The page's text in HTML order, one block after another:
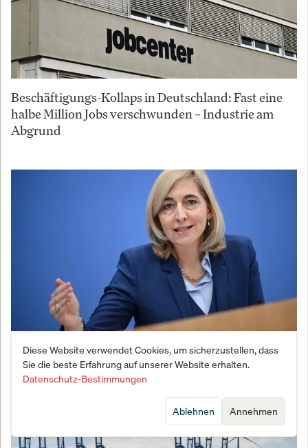
Beschäftigungs-Kollaps in Deutschland: Fast eine
halbe Million Jobs verschwunden – Industrie am
Abgrund
Warkens Mogelpackung: Reform deckt
Milliardenloch nur bis 2028
Diese Website verwendet Cookies, um sicherzustellen, dass
Sie die beste Erfahrung auf unserer Website erhalten.
Datenschutz-Bestimmungen
Annehmen
Ablehnen